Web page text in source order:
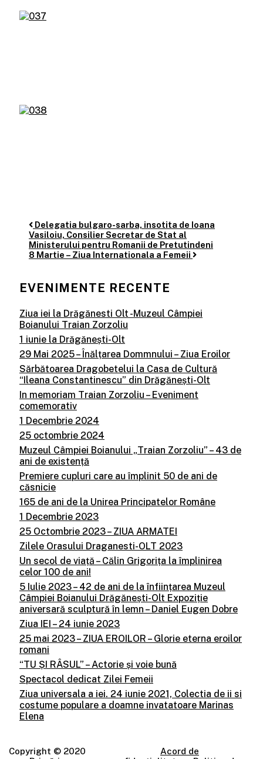
Post
navigation
Delegatia bulgaro-sarba, insotita de Ioana
Vasiloiu, Consilier Secretar de Stat al
Ministerului pentru Romanii de Pretutindeni
8 Martie – Ziua Internationala a Femeii
EVENIMENTE RECENTE
Ziua iei la Drăgănesti Olt -Muzeul Câmpiei
Boianului Traian Zorzoliu
1 iunie la Drăgănești-Olt
29 Mai 2025 – Înălțarea Dommnului – Ziua Eroilor
Sărbătoarea Dragobetelui la Casa de Cultură
“Ileana Constantinescu” din Drăgănești-Olt
In memoriam Traian Zorzoliu – Eveniment
comemorativ
1 Decembrie 2024
25 octombrie 2024
Muzeul Câmpiei Boianului „Traian Zorzoliu” – 43 de
ani de existență
Premiere cupluri care au împlinit 50 de ani de
căsnicie
165 de ani de la Unirea Principatelor Române
1 Decembrie 2023
25 Octombrie 2023 – ZIUA ARMATEI
Zilele Orasului Draganesti-OLT 2023
Un secol de viață – Călin Grigorița la împlinirea
celor 100 de ani!
5 Iulie 2023 – 42 de ani de la înființarea Muzeul
Câmpiei Boianului Drăgănești-Olt Expoziție
aniversară sculptură în lemn – Daniel Eugen Dobre
Ziua IEI – 24 iunie 2023
25 mai 2023 – ZIUA EROILOR – Glorie eterna eroilor
romani
“TU ȘI RÂSUL” – Actorie și voie bună
Spectacol dedicat Zilei Femeii
Ziua universala a iei. 24 iunie 2021, Colectia de ii si
costume populare a doamne invatatoare Marinas
Elena
Copyright © 2020
Acord de